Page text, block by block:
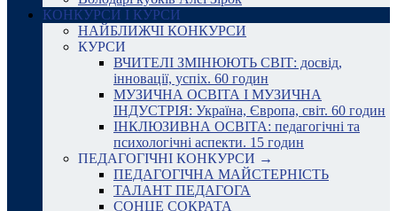
КОНКУРСИ І КУРСИ
НАЙБЛИЖЧІ КОНКУРСИ
КУРСИ
ВЧИТЕЛІ ЗМІНЮЮТЬ СВІТ: досвід,
інновації, успіх. 60 годин
МУЗИЧНА ОСВІТА І МУЗИЧНА
ІНДУСТРІЯ: Україна, Європа, світ. 60 годин
ІНКЛЮЗИВНА ОСВІТА: педагогічні та
психологічні аспекти. 15 годин
ПЕДАГОГІЧНІ КОНКУРСИ →
ПЕДАГОГІЧНА МАЙСТЕРНІСТЬ
ТАЛАНТ ПЕДАГОГА
СОНЦЕ СОКРАТА